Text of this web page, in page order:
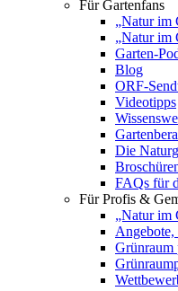
Für Gartenfans
„Natur im
„Natur im
Garten-
Blog
ORF-
Videotipps
Die
FAQs für
Für Profis &
„Natur im
Grünraum